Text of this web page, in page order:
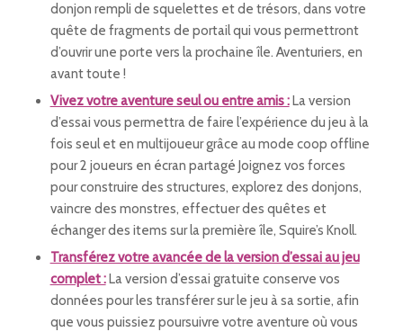
donjon rempli de squelettes et de trésors, dans votre
quête de fragments de portail qui vous permettront
d’ouvrir une porte vers la prochaine île. Aventuriers, en
avant toute !
Vivez votre aventure seul ou entre amis :La version
d’essai vous permettra de faire l’expérience du jeu à la
fois seul et en multijoueur grâce au mode coop offline
pour 2 joueurs en écran partagé Joignez vos forces
pour construire des structures, explorez des donjons,
vaincre des monstres, effectuer des quêtes et
échanger des items sur la première île, Squire’s Knoll.
Transférez votre avancée de la version d’essai au jeu
complet :La version d’essai gratuite conserve vos
données pour les transférer sur le jeu à sa sortie, afin
que vous puissiez poursuivre votre aventure où vous